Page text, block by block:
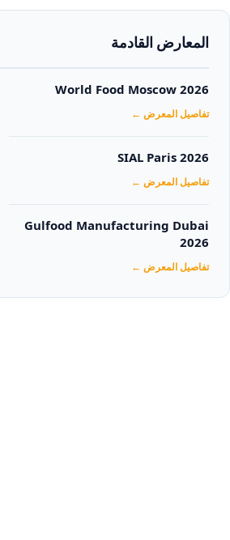
المعارض القادمة
World Food Moscow 2026
تفاصيل المعرض ←
SIAL Paris 2026
تفاصيل المعرض ←
Gulfood Manufacturing Dubai
2026‏
تفاصيل المعرض ←